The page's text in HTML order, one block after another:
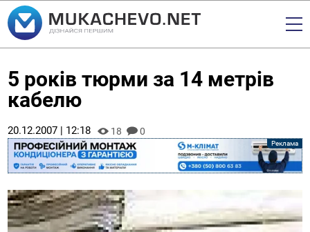
5 років тюрми за 14 метрів
кабелю
20.12.2007 | 12:18 18 0